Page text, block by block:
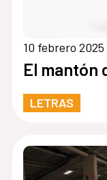
10 febrero 2025
El mantón
LETRAS